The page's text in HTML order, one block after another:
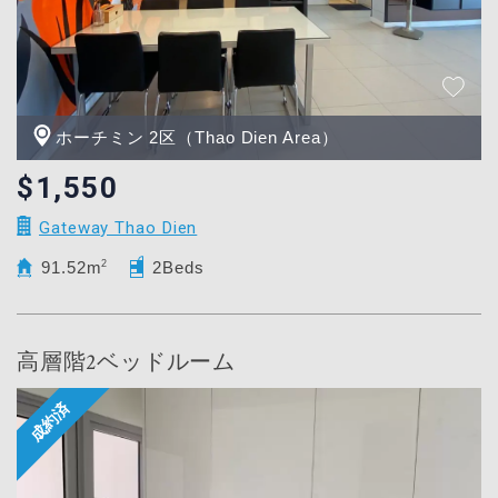
ホーチミン 2区（Thao Dien Area）
$1,550
Gateway Thao Dien
91.52m2 2Beds
高層階2ベッドルーム